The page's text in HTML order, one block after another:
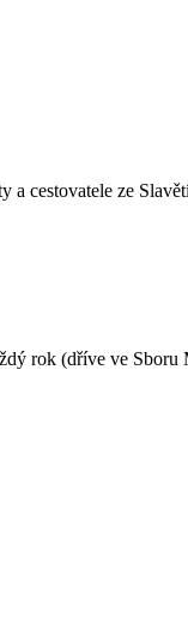
cestovatele ze
rok (dříve ve